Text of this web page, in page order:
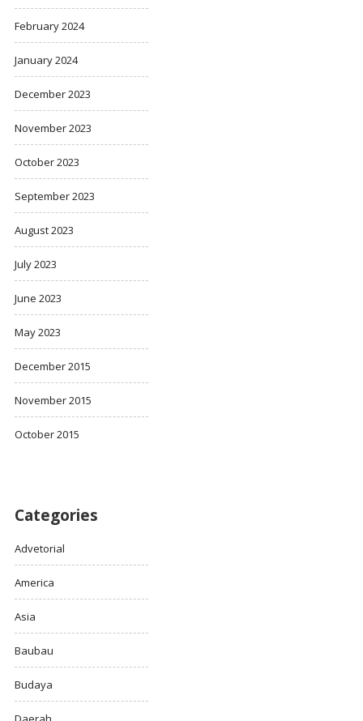
February 2024
January 2024
December 2023
November 2023
October 2023
September 2023
August 2023
July 2023
June 2023
May 2023
December 2015
November 2015
October 2015
Categories
Advetorial
America
Asia
Baubau
Budaya